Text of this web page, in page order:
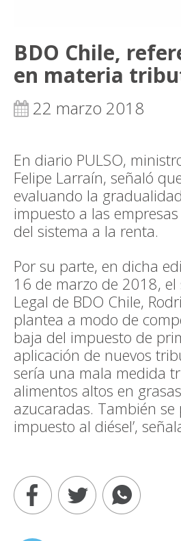
BDO Chile,
en materia
22 marzo 2018
En diario PULSO,
Felipe Larraín, señaló
evaluando la
impuesto a las
del sistema a la renta.
Por su parte, en dicha
16 de marzo de 2018, el
Legal de BDO Chile,
plantea a modo de
baja del impuesto de
aplicación de nuevos
sería una mala medida
alimentos altos en
azucaradas. También se
impuesto al diésel’,